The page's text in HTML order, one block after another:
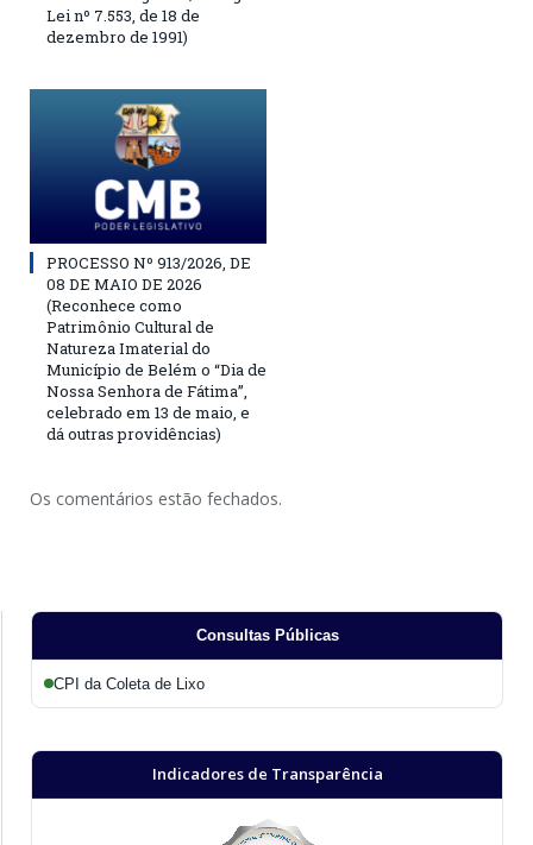
Lei nº 7.553, de 18 de
dezembro de 1991)
PROCESSO Nº 913/2026, DE
08 DE MAIO DE 2026
(Reconhece como
Patrimônio Cultural de
Natureza Imaterial do
Município de Belém o “Dia de
Nossa Senhora de Fátima”,
celebrado em 13 de maio, e
dá outras providências)
Os comentários estão fechados.
Consultas Públicas
CPI da Coleta de Lixo
Indicadores de Transparência